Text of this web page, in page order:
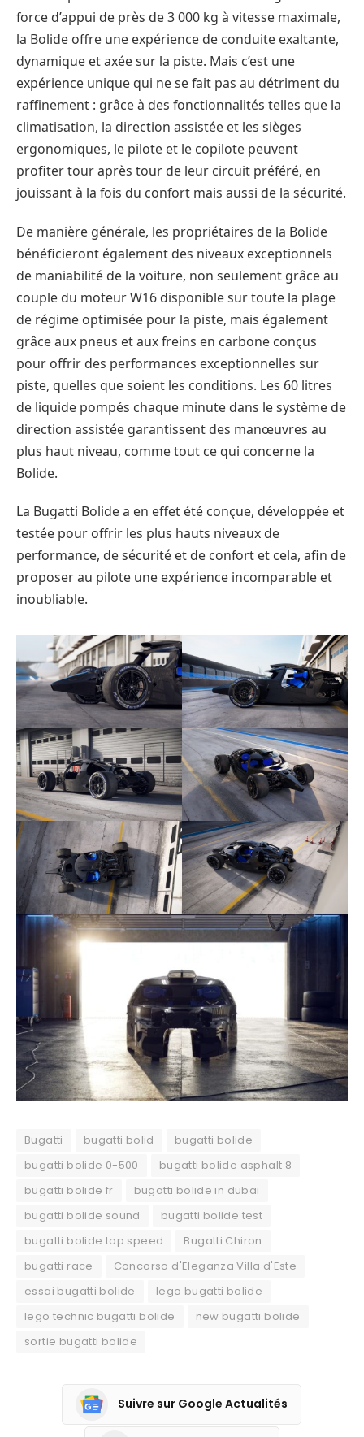
force d’appui de près de 3 000 kg à vitesse maximale,
la Bolide offre une expérience de conduite exaltante,
dynamique et axée sur la piste. Mais c’est une
expérience unique qui ne se fait pas au détriment du
raffinement : grâce à des fonctionnalités telles que la
climatisation, la direction assistée et les sièges
ergonomiques, le pilote et le copilote peuvent
profiter tour après tour de leur circuit préféré, en
jouissant à la fois du confort mais aussi de la sécurité.
De manière générale, les propriétaires de la Bolide
bénéficieront également des niveaux exceptionnels
de maniabilité de la voiture, non seulement grâce au
couple du moteur W16 disponible sur toute la plage
de régime optimisée pour la piste, mais également
grâce aux pneus et aux freins en carbone conçus
pour offrir des performances exceptionnelles sur
piste, quelles que soient les conditions. Les 60 litres
de liquide pompés chaque minute dans le système de
direction assistée garantissent des manœuvres au
plus haut niveau, comme tout ce qui concerne la
Bolide.
La Bugatti Bolide a en effet été conçue, développée et
testée pour offrir les plus hauts niveaux de
performance, de sécurité et de confort et cela, afin de
proposer au pilote une expérience incomparable et
inoubliable.
Bugatti bugatti bolid
bugatti bolide
bugatti bolide 0-500
bugatti bolide asphalt 8
bugatti bolide fr
bugatti bolide in dubai
bugatti bolide sound
bugatti bolide test
bugatti bolide top speed
Bugatti Chiron
bugatti race
Concorso d'Eleganza Villa d'Este
essai bugatti bolide
lego bugatti bolide
lego technic bugatti bolide
new bugatti bolide
sortie bugatti bolide
Suivre sur Google Actualités